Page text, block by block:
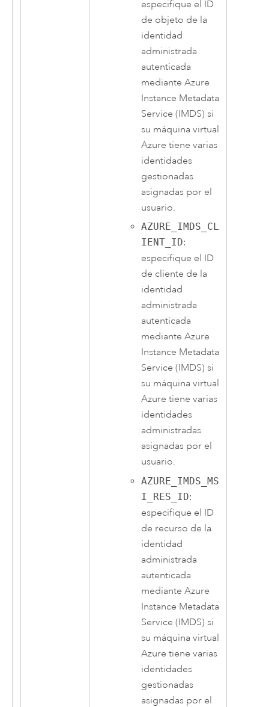
especifique el ID
de objeto de la
identidad
administrada
autenticada
mediante Azure
Instance Metadata
Service (IMDS) si
su máquina virtual
Azure tiene varias
identidades
gestionadas
asignadas por el
usuario.
AZURE_IMDS_CL
IENT_ID:
especifique el ID
de cliente de la
identidad
administrada
autenticada
mediante Azure
Instance Metadata
Service (IMDS) si
su máquina virtual
Azure tiene varias
identidades
administradas
asignadas por el
usuario.
AZURE_IMDS_MS
I_RES_ID:
especifique el ID
de recurso de la
identidad
administrada
autenticada
mediante Azure
Instance Metadata
Service (IMDS) si
su máquina virtual
Azure tiene varias
identidades
gestionadas
asignadas por el